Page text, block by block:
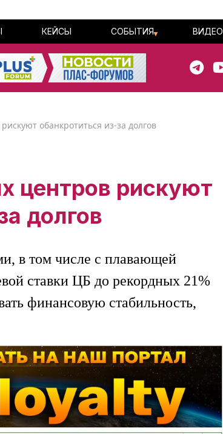
КЕЙСЫ СОБЫТИЯ ВИДЕО
обанкротиться из-за долгов
центров рискуют
долгов
в том числе с плавающей
ставки ЦБ до рекордных 21%
финансовую стабильность,